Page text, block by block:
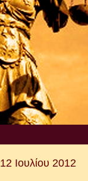
12 Ιουλίου 2012